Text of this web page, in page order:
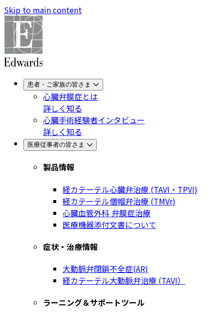
Skip to main content
患者・ご家族の皆さま
心臓弁膜症とは
詳しく知る
心臓手術経験者インタビュー
詳しく知る
医療従事者の皆さま
製品情報
経カテーテル心臓弁治療 (TAVI・TPVI)
経カテーテル僧帽弁治療 (TMVr)
心臓血管外科 弁膜症治療
医療機器添付文書について
症状・治療情報
大動脈弁閉鎖不全症(AR)
経カテーテル大動脈弁治療 (TAVI）
ラーニング＆サポートツール